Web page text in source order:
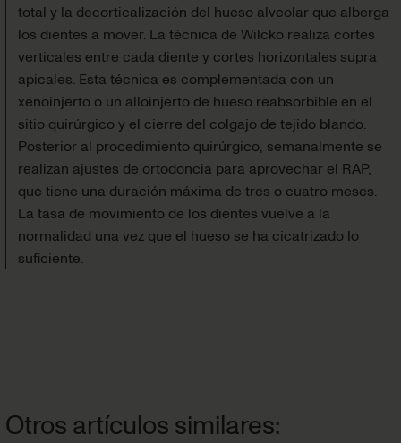
total y la decorticalización del hueso alveolar que alberga
los dientes a mover. La técnica de Wilcko realiza cortes
verticales entre cada diente y cortes horizontales supra
apicales. Esta técnica es complementada con un
xenoinjerto o un alloinjerto de hueso reabsorbible en el
sitio quirúrgico y el cierre del colgajo de tejido blando.
Posterior al procedimiento quirúrgico, semanalmente se
realizan ajustes de ortodoncia para aprovechar el RAP,
que tiene una duración máxima de tres o cuatro meses.
La tasa de movimiento de los dientes vuelve a la
normalidad una vez que el hueso se ha cicatrizado lo
suficiente.
Otros artículos similares: